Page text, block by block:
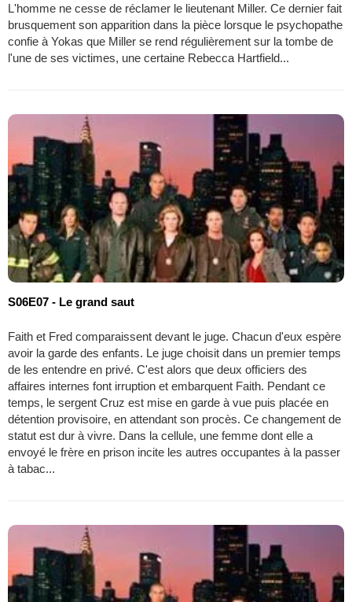
L'homme ne cesse de réclamer le lieutenant Miller. Ce dernier fait
brusquement son apparition dans la pièce lorsque le psychopathe
confie à Yokas que Miller se rend régulièrement sur la tombe de
l'une de ses victimes, une certaine Rebecca Hartfield...
S06E07 - Le grand saut
Faith et Fred comparaissent devant le juge. Chacun d'eux espère
avoir la garde des enfants. Le juge choisit dans un premier temps
de les entendre en privé. C'est alors que deux officiers des
affaires internes font irruption et embarquent Faith. Pendant ce
temps, le sergent Cruz est mise en garde à vue puis placée en
détention provisoire, en attendant son procès. Ce changement de
statut est dur à vivre. Dans la cellule, une femme dont elle a
envoyé le frère en prison incite les autres occupantes à la passer
à tabac...